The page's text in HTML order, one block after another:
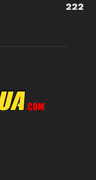
222